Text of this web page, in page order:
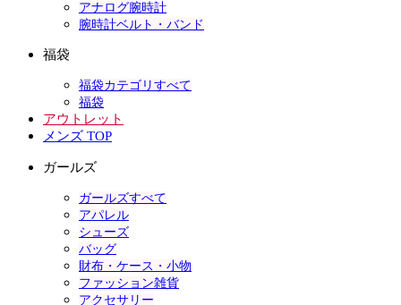
アナログ腕時計
腕時計ベルト・バンド
福袋
福袋カテゴリすべて
福袋
アウトレット
メンズ TOP
ガールズ
ガールズすべて
アパレル
シューズ
バッグ
財布・ケース・小物
ファッション雑貨
アクセサリー